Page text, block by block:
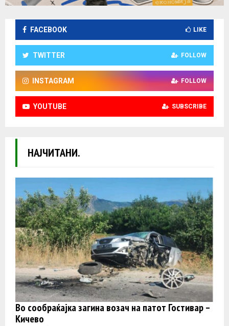
FACEBOOK LIKE
TWITTER FOLLOW
INSTAGRAM FOLLOW
YOUTUBE SUBSCRIBE
НАЈЧИТАНИ.
Во сообраќајка загина возач на патот Гостивар –
Кичево